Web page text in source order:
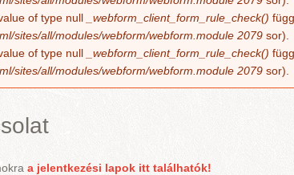
of type null _webform_client_form_rule_check()
sites/all/modules/webform/webform.module 2079 sor).
of type null _webform_client_form_rule_check()
sites/all/modules/webform/webform.module 2079 sor).
a jelentkezési lapok itt találhatók!